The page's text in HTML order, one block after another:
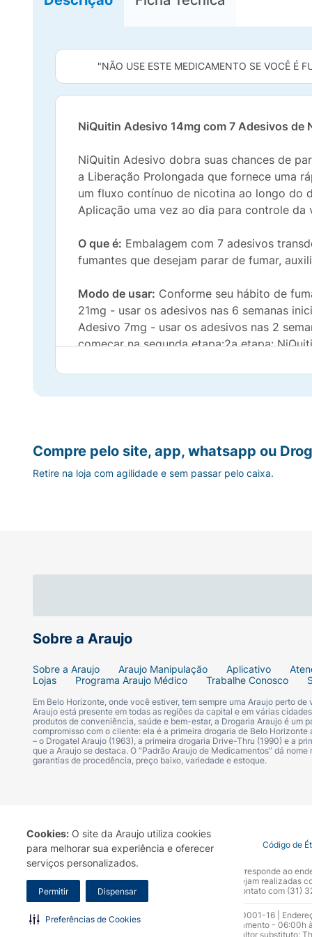
Cookies: O site da Araujo utiliza cookies
para melhorar sua experiência e oferecer
serviços personalizados.
Permitir Dispensar
Preferências de Cookies
"NÃO USE ESTE MEDICAMENTO SE VOCÊ É
NiQuitin Adesivo 14mg com 7 Adesivos de
NiQuitin Adesivo dobra suas chances de
a Liberação Prolongada que fornece uma
um fluxo contínuo de nicotina ao longo do
Aplicação uma vez ao dia para controle
O que é: Embalagem com 7 adesivos
fumantes que desejam parar de fumar,
Modo de usar: Conforme seu hábito de
21mg - usar os adesivos nas 6 semanas
Adesivo 7mg - usar os adesivos nas 2
começar na segunda etapa:2a etapa:
Nicotina. Indicação: Interrupção do hábito
1 Shiffman S. Gorsline J. Gorodetzky CW.
Shiffman et al 2008. The effect of a
Curr Med Res Opin. 2008 Aug 25; (10):
Sobre a Araujo
Sobre a Araujo Araujo Manipulação Aplicativo
Lojas
Programa Araujo Médico Trabalhe Conosco
Em Belo Horizonte, onde você estiver, tem sempre uma Araujo perto
Araujo está presente em todas as regiões da capital e em várias
produtos de conveniência, saúde e bem-estar, a Drogaria Araujo é um
compromisso com o cliente: ela é a primeira drogaria de Belo
– o Drogatel Araujo (1963), a primeira drogaria Drive-Thru (1990) e a
que a Araujo se destaca. O “Padrão Araujo de Medicamentos” dá
garantias de procedência, preço baixo, variedade e estoque.
Compre pelo site, app, whatsapp ou
Retire na loja com agilidade e sem passar pelo caixa.
Termo de Uso Portal da Privacidade Covid-19 Código de
A Drogaria Araujo S/A informa que o seu site oficial corresponde ao
marca. Para sua segurança recomendamos que não sejam realizadas
Araujo S.A. Em caso de dúvidas, gentileza entrar em contato com (31)
Razão Social: Drogaria Araujo S.A | CNPJ: 17.256.512.0001-16 |
0300.313.1010 e (31) 3270-5000 Horário de funcionamento - 06:00h
10.965 | Yasmin Silva Alvarenga – CRF 52.584 - Consultor substituto: